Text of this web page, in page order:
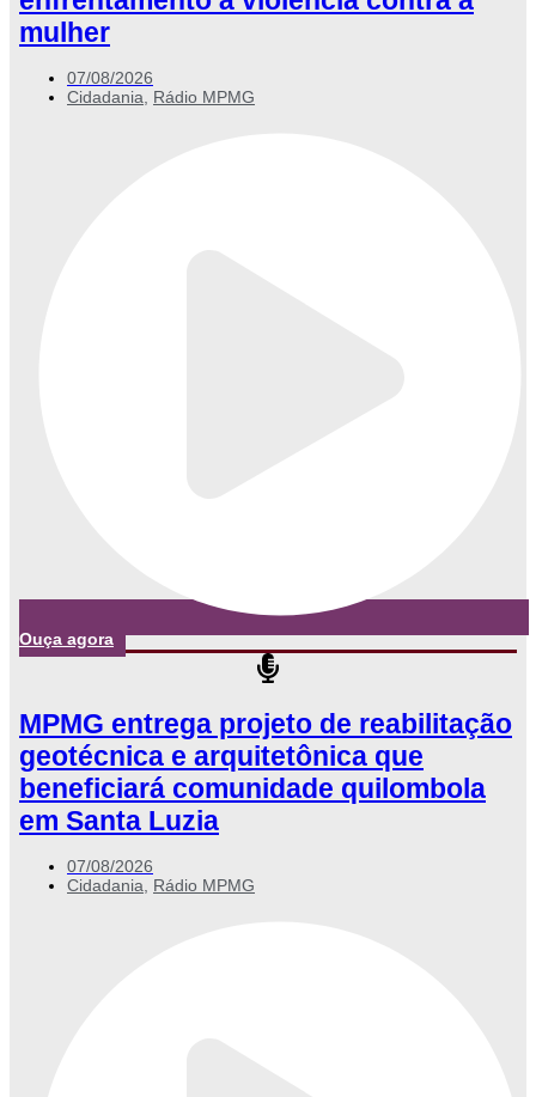
mulher
07/08/2026
Cidadania
Rádio MPMG
Ouça agora
MPMG entrega projeto de reabilitação
geotécnica e arquitetônica que
beneficiará comunidade quilombola
em Santa Luzia
07/08/2026
Cidadania, Rádio MPMG